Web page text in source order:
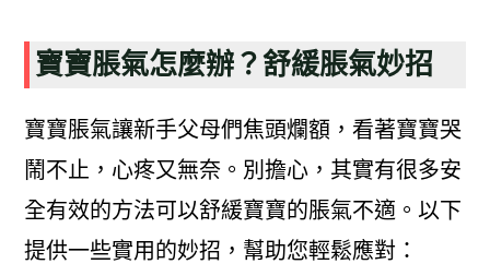
寶寶脹氣怎麼辦？舒緩脹氣妙招
寶寶脹氣讓新手父母們焦頭爛額，看著寶寶哭
鬧不止，心疼又無奈。別擔心，其實有很多安
全有效的方法可以舒緩寶寶的脹氣不適。以下
提供一些實用的妙招，幫助您輕鬆應對：